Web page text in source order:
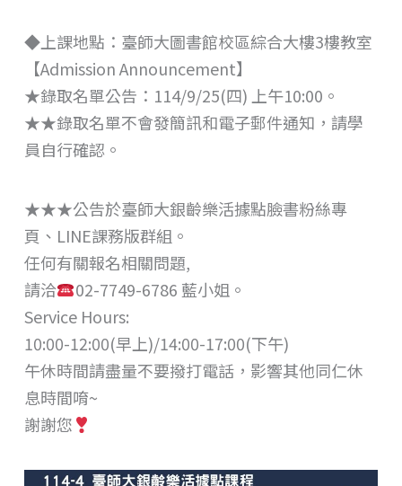
◆上課地點：臺師大圖書館校區綜合大樓3樓教室
【Admission Announcement】
★錄取名單公告：114/9/25(四) 上午10:00。
★★錄取名單不會發簡訊和電子郵件通知，請學
員自行確認。
★★★公告於臺師大銀齡樂活據點臉書粉絲專
頁、LINE課務版群組。
任何有關報名相關問題,
請洽
02-7749-6786 藍小姐。
Service Hours:
10:00-12:00(早上)/14:00-17:00(下午)
午休時間請盡量不要撥打電話，影響其他同仁休
息時間唷~
謝謝您